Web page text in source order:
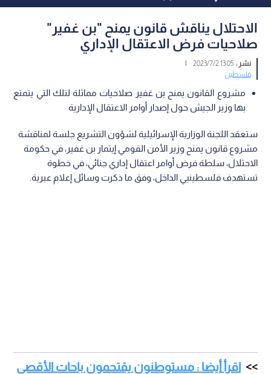
الاحتلال يناقش قانون يمنح "بن غفير"
صلاحيات فرض الاعتقال الإداري
نشر :13:05 2023/7/2
|
فلسطين
مشروع القانون يمنح بن غفير صلاحيات مماثلة لتلك التي يتمتع
بها وزير الجيش حول إصدار أوامر الاعتقال الإدارية
ستعقد اللجنة الوزارية الإسرائيلية لشؤون التشريع جلسة لمناقشة
مشروع قانون يمنح وزير الأمن القومي إيتمار بن غفير، في حكومة
الاحتلال، سلطة فرض أوامر اعتقال إداري جنائي، في خطوة
تستهدف فلسطينيي الداخل، وفق ما ذكرت وسائل إعلام عبرية.
اقرأ أيضا : مستوطنون يقتحمون باحات الأقصى